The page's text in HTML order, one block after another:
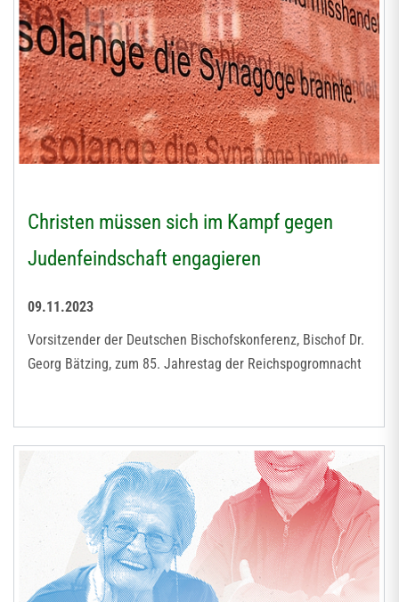
Christen müssen sich im Kampf gegen
Judenfeindschaft engagieren
09.11.2023
Vorsitzender der Deutschen Bischofskonferenz, Bischof Dr.
Georg Bätzing, zum 85. Jahrestag der Reichspogromnacht